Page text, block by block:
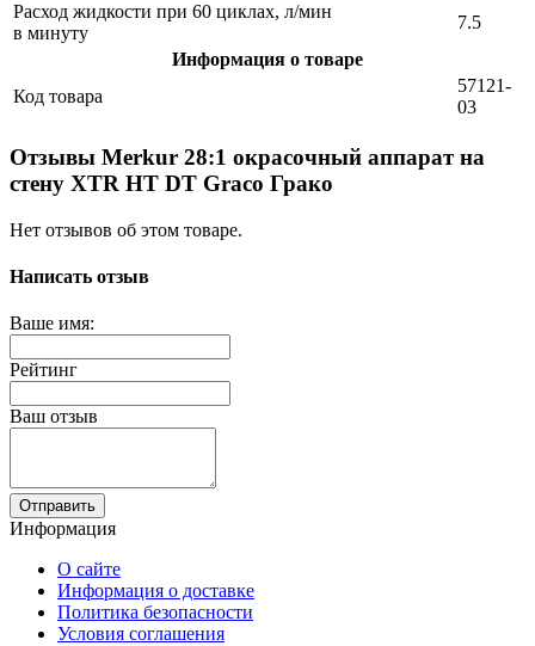
Расход жидкости при 60 циклах, л/мин
в минуту
7.5
Информация о товаре
Код товара
57121-
03
Отзывы Merkur 28:1 окрасочный аппарат на
стену XTR HT DT Graco Грако
Нет отзывов об этом товаре.
Написать отзыв
Ваше имя:
Рейтинг
Ваш отзыв
Отправить
Информация
О сайте
Информация о доставке
Политика безопасности
Условия соглашения